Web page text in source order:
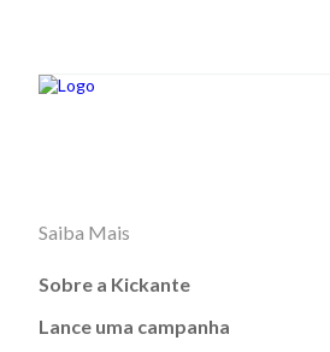
Saiba Mais
Sobre a Kickante
Lance uma campanha